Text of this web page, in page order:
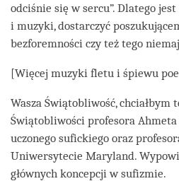
odciśnie się w sercu”. Dlatego
i muzyki, dostarczyć
bezforemności czy też tego
[Więcej muzyki fletu i śpiewu
Wasza Świątobliwość, chciałbym
Świątobliwości profesora
uczonego sufickiego oraz
Uniwersytecie Maryland.
głównych koncepcji w sufizmie.